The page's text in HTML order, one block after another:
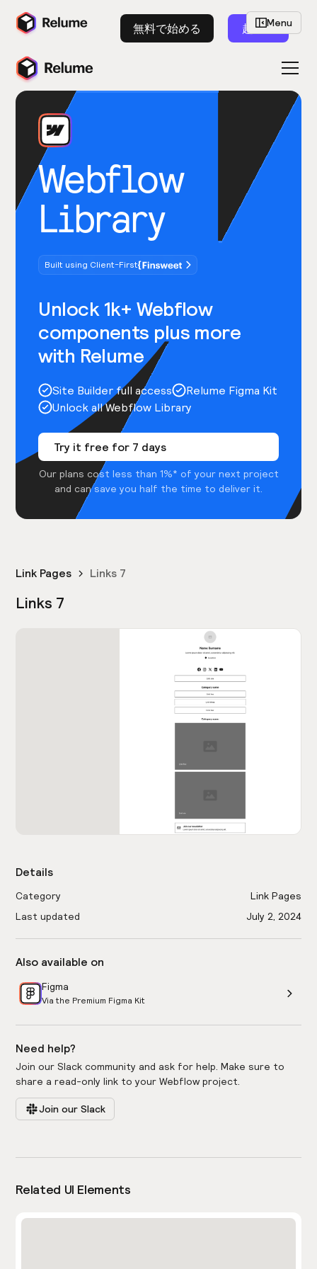
無料で始める 起動
Webflow
Library
Built using Client-First
Unlock 1k+ Webflow
components plus more
with Relume
Site Builder full access
Relume Figma Kit
Unlock all Webflow Library
Try it free for 7 days
Our plans cost less than 1%* of your next project
and can save you half the time to deliver it.
Menu
Link Pages Links 7
Links 7
Details
Category
Link Pages
Last updated
July 2, 2024
Also available on
Figma
Via the Premium Figma Kit
Need help?
Join our Slack community and ask for help. Make sure to
share a read-only link to your Webflow project.
Join our Slack
Related UI Elements